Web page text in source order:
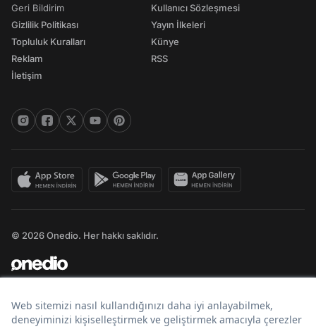
Geri Bildirim
Gizlilik Politikası
Topluluk Kuralları
Reklam
İletişim
Kullanıcı Sözleşmesi
Yayın İlkeleri
Künye
RSS
© 2026 Onedio. Her hakkı saklıdır.
Bir markasıdır.